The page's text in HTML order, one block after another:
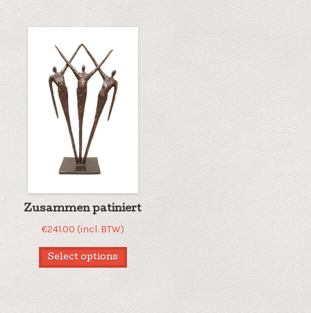
Zusammen patiniert
€241.00 (incl. BTW)
Select options